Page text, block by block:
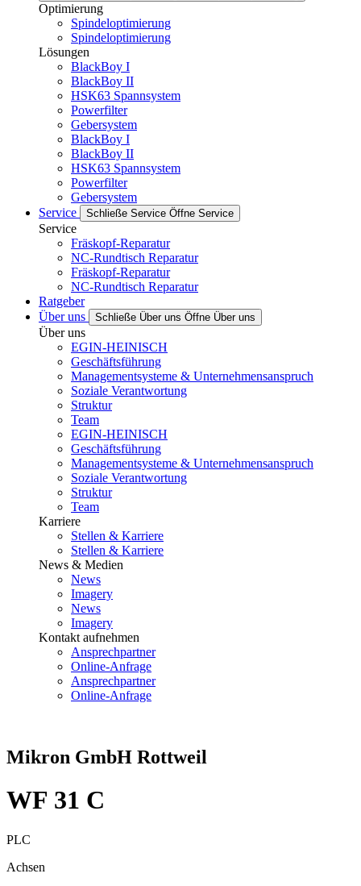
Optimierung
Spindeloptimierung
Spindeloptimierung
Lösungen
BlackBoy I
BlackBoy II
HSK63 Spannsystem
Powerfilter
Gebersystem
BlackBoy I
BlackBoy II
HSK63 Spannsystem
Powerfilter
Gebersystem
Service
Schließe Service Öffne Service
Service
Fräskopf-Reparatur
NC-Rundtisch Reparatur
Fräskopf-Reparatur
NC-Rundtisch Reparatur
Ratgeber
Über uns
Schließe Über uns Öffne Über uns
Über uns
EGIN-HEINISCH
Geschäftsführung
Managementsysteme & Unternehmensanspruch
Soziale Verantwortung
Struktur
Team
EGIN-HEINISCH
Geschäftsführung
Managementsysteme & Unternehmensanspruch
Soziale Verantwortung
Struktur
Team
Karriere
Stellen & Karriere
Stellen & Karriere
News & Medien
News
Imagery
News
Imagery
Kontakt aufnehmen
Ansprechpartner
Online-Anfrage
Ansprechpartner
Online-Anfrage
Mikron GmbH Rottweil
WF 31 C
PLC
Achsen